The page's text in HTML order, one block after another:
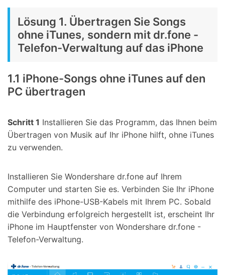
Lösung 1. Übertragen Sie Songs
ohne iTunes, sondern mit dr.fone -
Telefon-Verwaltung auf das iPhone
1.1 iPhone-Songs ohne iTunes auf den
PC übertragen
Schritt 1 Installieren Sie das Programm, das Ihnen beim
Übertragen von Musik auf Ihr iPhone hilft, ohne iTunes
zu verwenden.
Installieren Sie Wondershare dr.fone auf Ihrem
Computer und starten Sie es. Verbinden Sie Ihr iPhone
mithilfe des iPhone-USB-Kabels mit Ihrem PC. Sobald
die Verbindung erfolgreich hergestellt ist, erscheint Ihr
iPhone im Hauptfenster von Wondershare dr.fone -
Telefon-Verwaltung.